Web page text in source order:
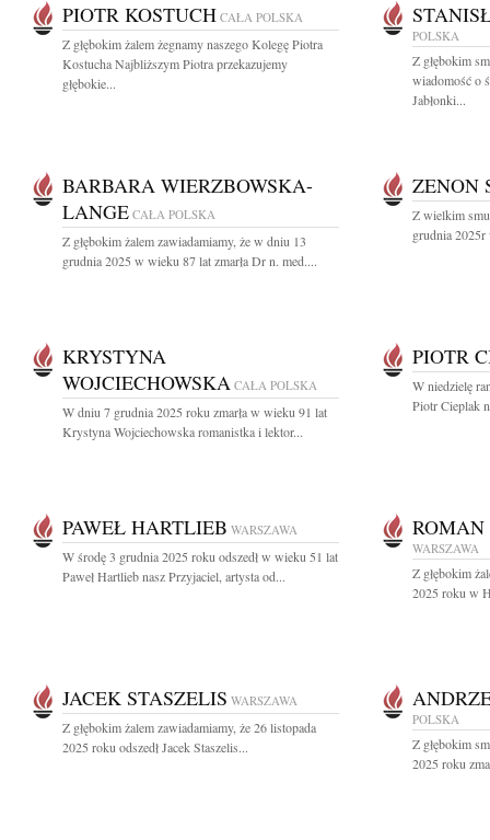
PIOTR KOSTUCH CAŁA POLSKA
Z głębokim żalem żegnamy naszego Kolegę Piotra
Kostucha Najbliższym Piotra przekazujemy
głębokie...
POLSKA
Z głębokim
wiadomość o
Jabłonki...
BARBARA WIERZBOWSKA-
LANGE CAŁA POLSKA
Z głębokim żalem zawiadamiamy, że w dniu 13
grudnia 2025 w wieku 87 lat zmarła Dr n. med....
ZENON
Z wielkim
grudnia 2025r
KRYSTYNA
WOJCIECHOWSKA CAŁA POLSKA
W dniu 7 grudnia 2025 roku zmarła w wieku 91 lat
Krystyna Wojciechowska romanistka i lektor...
PIOTR
W niedzielę
Piotr Cieplak
PAWEŁ HARTLIEB WARSZAWA
W środę 3 grudnia 2025 roku odszedł w wieku 51 lat
Paweł Hartlieb nasz Przyjaciel, artysta od...
WARSZAWA
Z głębokim
2025 roku w
JACEK STASZELIS WARSZAWA
Z głębokim żalem zawiadamiamy, że 26 listopada
2025 roku odszedł Jacek Staszelis...
POLSKA
Z głębokim
2025 roku